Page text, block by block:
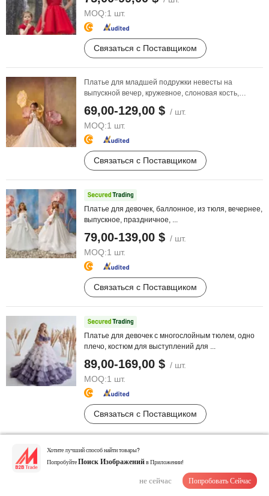
MOQ:1 шт.
Связаться с Поставщиком
Платье для младшей подружки невесты на
выпускной вечер, кружевное, слоновая кость,
69,00-129,00 $ / шт.
MOQ:1 шт.
Связаться с Поставщиком
Платье для девочек, баллонное, из тюля, вечернее,
выпускное, праздничное, ...
79,00-139,00 $ / шт.
MOQ:1 шт.
Связаться с Поставщиком
Платье для девочек с многослойным тюлем, одно
плечо, костюм для выступлений для ...
89,00-169,00 $ / шт.
MOQ:1 шт.
Связаться с Поставщиком
Платье для девочек на конкурс красоты,
индивидуальный наряд для цветочной ...
Хотите лучший способ найти товары?
ПопробуйтеПоиск Изображенийв Приложении!
не сейчас Попробовать Сейчас